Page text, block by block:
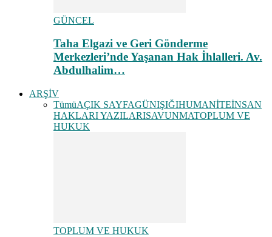
GÜNCEL
Taha Elgazi ve Geri Gönderme
Merkezleri’nde Yaşanan Hak İhlalleri. Av.
Abdulhalim…
ARŞİV
TümüAÇIK SAYFAGÜNIŞIĞIHUMANİTEİNSAN
HAKLARI YAZILARISAVUNMATOPLUM VE
HUKUK
TOPLUM VE HUKUK